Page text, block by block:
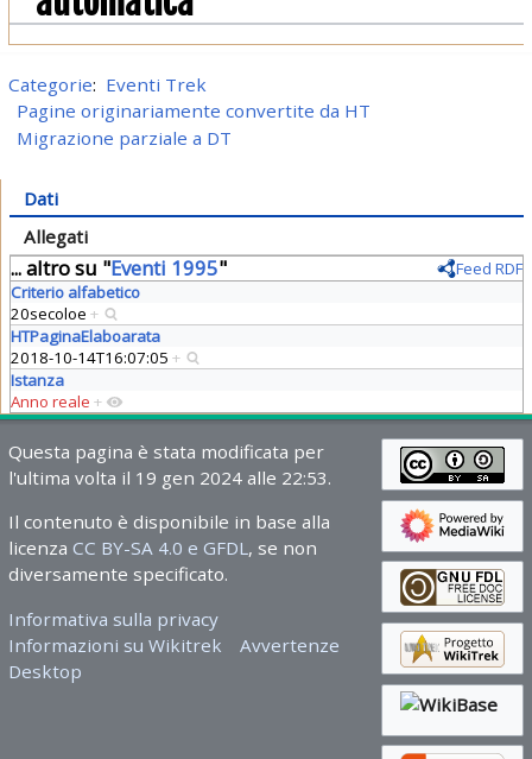
Categorie: Eventi Trek
Pagine originariamente convertite da HT
Migrazione parziale a DT
Dati
Allegati
... altro su "Eventi 1995"
Feed RDF
Criterio alfabetico
20secoloe +
HTPaginaElaboarata
2018-10-14T16:07:05 +
Istanza
Anno reale +
Questa pagina è stata modificata per
l'ultima volta il 19 gen 2024 alle 22:53.
Il contenuto è disponibile in base alla
licenza CC BY-SA 4.0 e GFDL, se non
diversamente specificato.
Informativa sulla privacy
Informazioni su Wikitrek
Avvertenze
Desktop